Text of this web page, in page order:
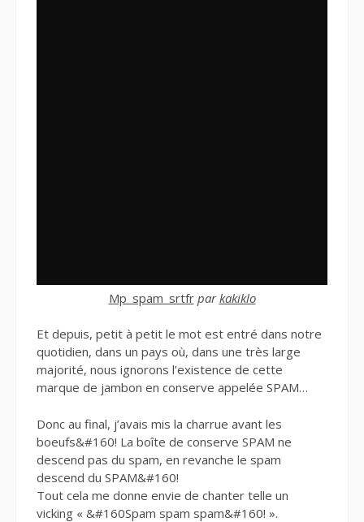
Mp_spam_srtfr parkakiklo
Et depuis, petit à petit le mot est entré dans notre
quotidien, dans un pays où, dans une très large
majorité, nous ignorons l’existence de cette
marque de jambon en conserve appelée SPAM…
Donc au final, j’avais mis la charrue avant les
boeufs&#160! La boîte de conserve SPAM ne
descend pas du spam, en revanche le spam
descend du SPAM&#160!
Tout cela me donne envie de chanter telle un
vicking « &#160Spam spam spam&#160! ».